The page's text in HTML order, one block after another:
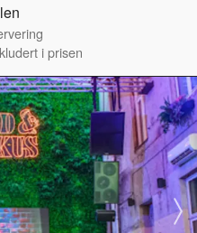
i prisen